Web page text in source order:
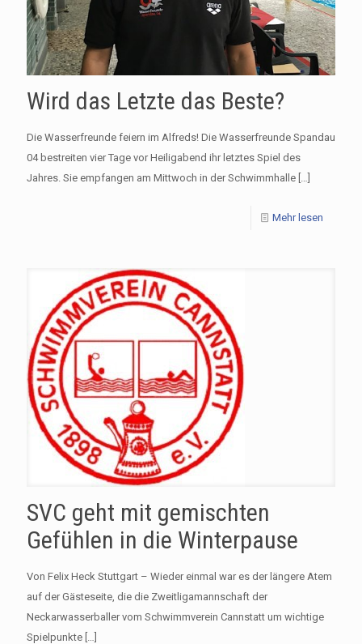
Wird das Letzte das Beste?
Die Wasserfreunde feiern im Alfreds! Die Wasserfreunde Spandau
04 bestreiten vier Tage vor Heiligabend ihr letztes Spiel des
Jahres. Sie empfangen am Mittwoch in der Schwimmhalle […]
Mehr lesen
SVC geht mit gemischten
Gefühlen in die Winterpause
Von Felix Heck Stuttgart – Wieder einmal war es der längere Atem
auf der Gästeseite, die die Zweitligamannschaft der
Neckarwasserballer vom Schwimmverein Cannstatt um wichtige
Spielpunkte […]